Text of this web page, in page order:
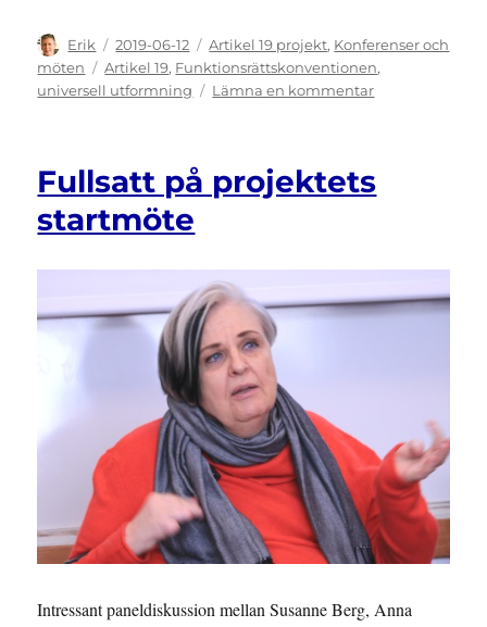
Författare
Erik
Publicerat
den
2019-06-12 Kategorier
Artikel 19 projekt, Konferenser och
möten
Etiketter
Artikel 19, Funktionsrättskonventionen,
universell utformning
Lämna en kommentartill
från
Fullsatt på projektets
startmöte
Intressant paneldiskussion mellan Susanne Berg, Anna